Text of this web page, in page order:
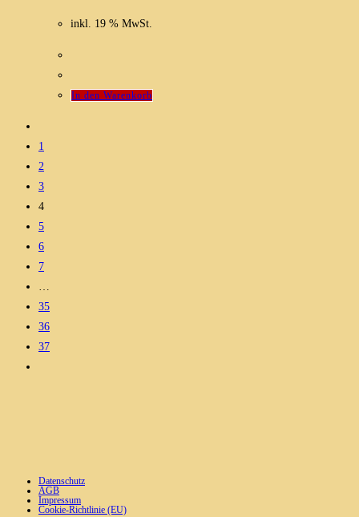
inkl. 19 % MwSt.
In den Warenkorb
1
2
3
4
5
6
7
35
36
37
Datenschutz
AGB
Impressum
Cookie-Richtlinie (EU)